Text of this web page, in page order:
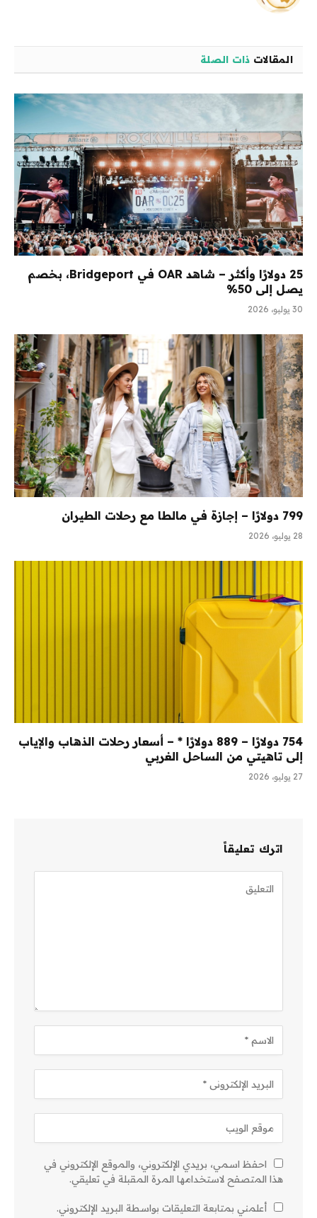
المقالات ذات الصلة
25 دولارًا وأكثر – شاهد OAR في Bridgeport، بخصم
يصل إلى 50%
30 يوليو، 2026
799 دولارًا – إجازة في مالطا مع رحلات الطيران
28 يوليو، 2026
754 دولارًا – 889 دولارًا * – أسعار رحلات الذهاب والإياب
إلى تاهيتي من الساحل الغربي
27 يوليو، 2026
اترك تعليقاً
احفظ اسمي، بريدي الإلكتروني، والموقع الإلكتروني في
هذا المتصفح لاستخدامها المرة المقبلة في تعليقي.
أعلمني بمتابعة التعليقات بواسطة البريد الإلكتروني.